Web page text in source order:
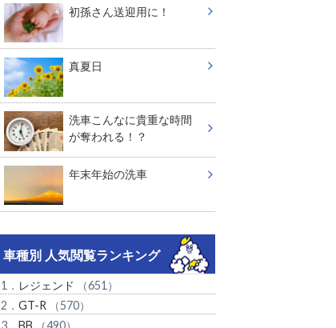
初孫さん送迎用に！
真夏日
洗車こんなに貴重な時間
が奪われる！？
年末年始の洗車
車種別 人気閲覧ランキング
1． レジェンド
（651）
2． GT-R （570）